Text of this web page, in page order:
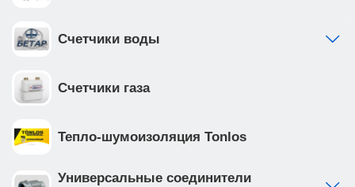
Счетчики воды
Счетчики газа
Тепло-шумоизоляция Tonlos
Универсальные соединители